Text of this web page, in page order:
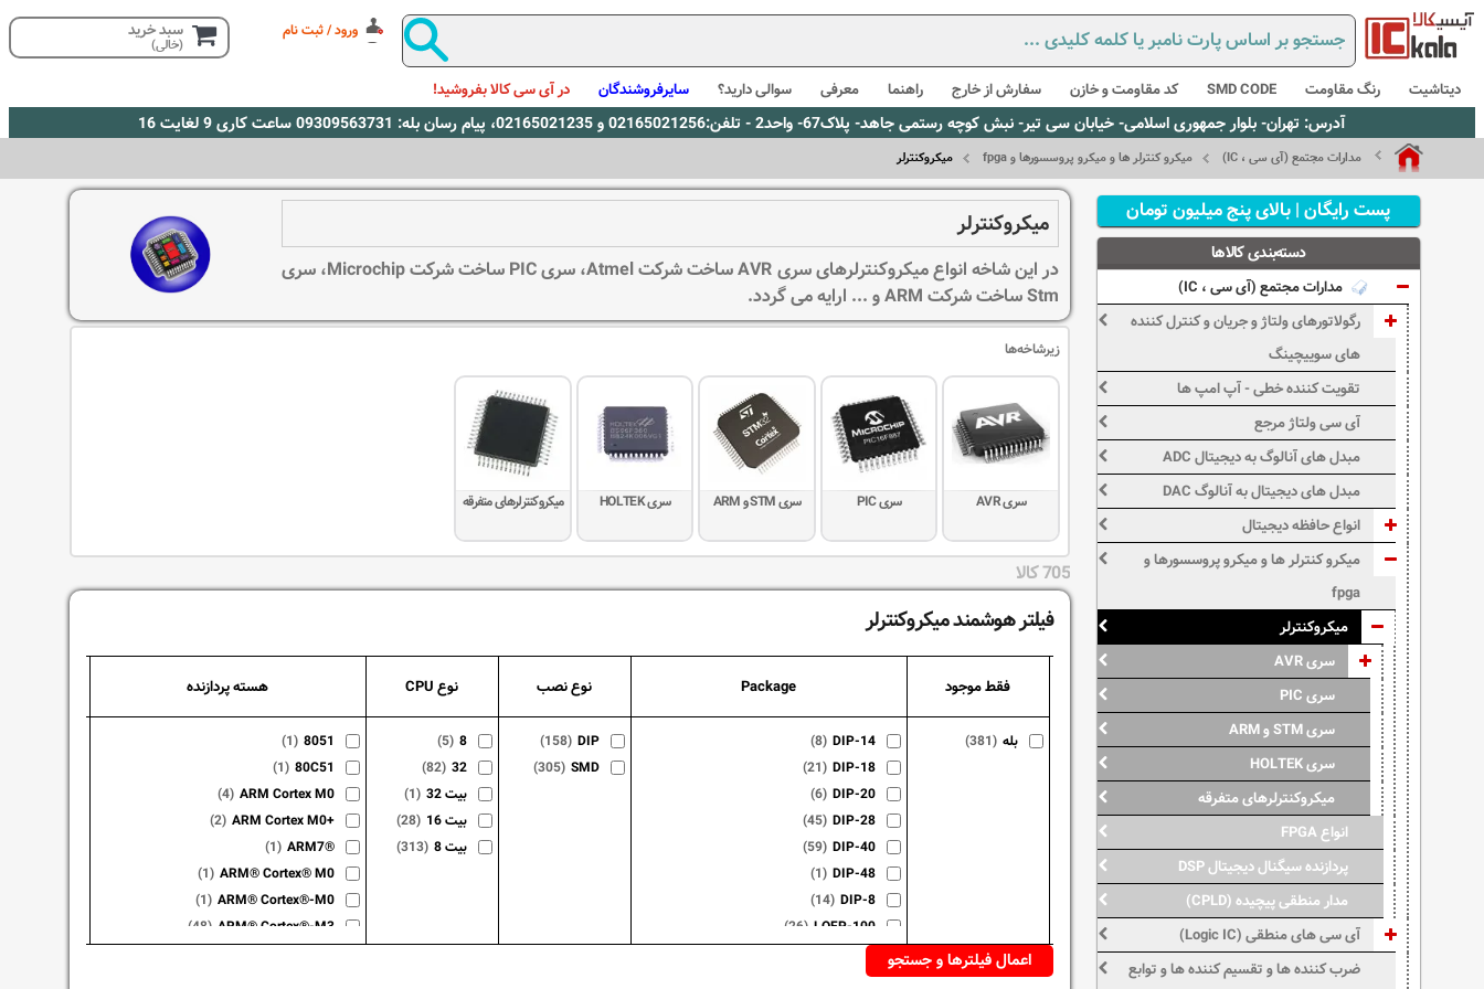
ورود / ثبت نام سبد خرید
(خالی)
دیتاشیت رنگ مقاومت SMD CODE کد مقاومت و خازن سفارش از خارج راهنما معرفی سوالی دارید؟ سایرفروشندگان در آی سی کالا بفروشید!
آدرس: تهران- بلوار جمهوری اسلامی- خیابان سی تیر- نبش کوچه رستمی جاهد- پلاک67- واحد2 - تلفن:02165021256 و 02165021235، پیام رسان بله: 09309563731 ساعت کاری 9 لغایت 16
مدارات مجتمع (آی سی ، IC) میکرو کنترلر ها و میکرو پروسسورها و fpga میکروکنترلر
میکروکنترلر
در این شاخه انواع میکروکنترلرهای سری AVR ساخت شرکت Atmel، سری PIC ساخت شرکت Microchip، سری
Stm ساخت شرکت ARM و ... ارایه می گردد.
زیرشاخه‌ها
سری AVR سری PIC سری STM و ARM سری HOLTEK میکروکنترلرهای متفرقه
705 کالا
فیلتر هوشمند میکروکنترلر
فقط موجود
بله (381)
Package
DIP-14
(8)
DIP-18
(21)
DIP-20
(6)
DIP-28
(45)
DIP-40
(59)
DIP-48
(1)
DIP-8
(14)
LQFP-100
(26)
LQFP-144
(15)
LQFP-176
نوع نصب
DIP
(158)
SMD
(305)
نوع CPU
8
(5)
32
(82)
32 بیت
(1)
16 بیت
(28)
8 بیت
(313)
هسته پردازنده
8051
(1)
80C51
(1)
ARM Cortex M0
(4)
ARM Cortex M0+
(2)
ARM7®
(1)
ARM® Cortex® M0
(1)
ARM® Cortex®-M0
(1)
ARM® Cortex®-M3
(48)
ARM® Cortex®-M4
(25)
پست رایگان | بالای پنج میلیون تومان
دسته‌بندی کالاها
مدارات مجتمع (آی سی ، IC)
رگولاتورهای ولتاژ و جریان و کنترل کننده
های سوییچینگ
تقویت کننده خطی - آپ امپ ها
آی سی ولتاژ مرجع
مبدل های آنالوگ به دیجیتال ADC
مبدل های دیجیتال به آنالوگ DAC
انواع حافظه دیجیتال
میکرو کنترلر ها و میکرو پروسسورها و
fpga
میکروکنترلر
سری AVR
سری PIC
سری STM و ARM
سری HOLTEK
میکروکنترلرهای متفرقه
انواع FPGA
پردازنده سیگنال دیجیتال DSP
مدار منطقی پیچیده (CPLD)
آی سی های منطقی (Logic IC)
ضرب کننده ها و تقسیم کننده ها و توابع